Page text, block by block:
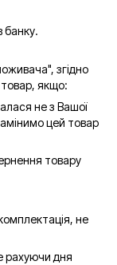
банку.
згідно
якщо:
не з Вашої
цей товар
товару
не
рахуючи дня